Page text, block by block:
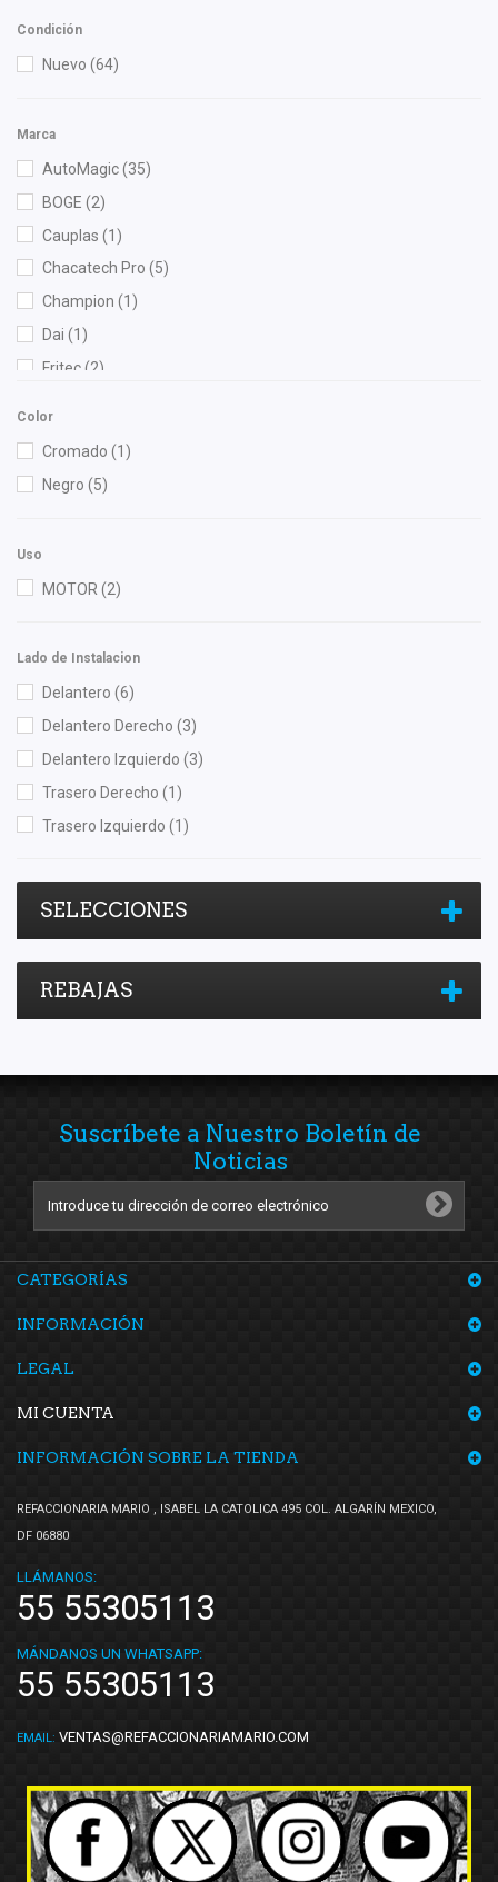
Condición
Nuevo (64)
Marca
AutoMagic(35)
BOGE (2)
Cauplas (1)
Chacatech Pro (5)
Champion (1)
Dai (1)
Fritec(2)
Color
Cromado (1)
Negro (5)
Uso
MOTOR (2)
Lado de Instalacion
Delantero (6)
Delantero Derecho (3)
Delantero Izquierdo (3)
Trasero Derecho (1)
Trasero Izquierdo (1)
SELECCIONES
REBAJAS
Suscríbete a Nuestro Boletín de
Noticias
CATEGORÍAS
INFORMACIÓN
LEGAL
MI CUENTA
INFORMACIÓN SOBRE LA TIENDA
REFACCIONARIA MARIO , ISABEL LA CATOLICA 495 COL. ALGARÍN MEXICO,
DF 06880
LLÁMANOS:
55 55305113
MÁNDANOS UN WHATSAPP:
55 55305113
EMAIL: VENTAS@REFACCIONARIAMARIO.COM